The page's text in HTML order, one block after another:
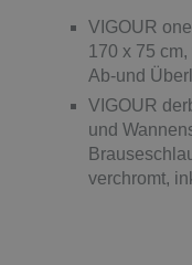
VIGOUR
170 x 75
Ab-und
VIGOUR
und
verchromt,